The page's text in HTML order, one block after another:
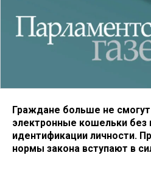
Граждане больше не
электронные кошельки без
идентификации личности.
нормы закона вступают в